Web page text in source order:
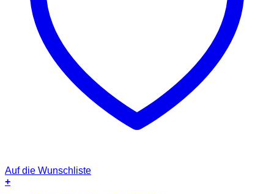
Auf die Wunschliste
+